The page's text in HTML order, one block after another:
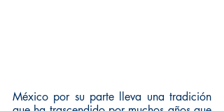
México por su parte lleva una tradición